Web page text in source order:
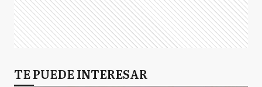
TE PUEDE INTERESAR